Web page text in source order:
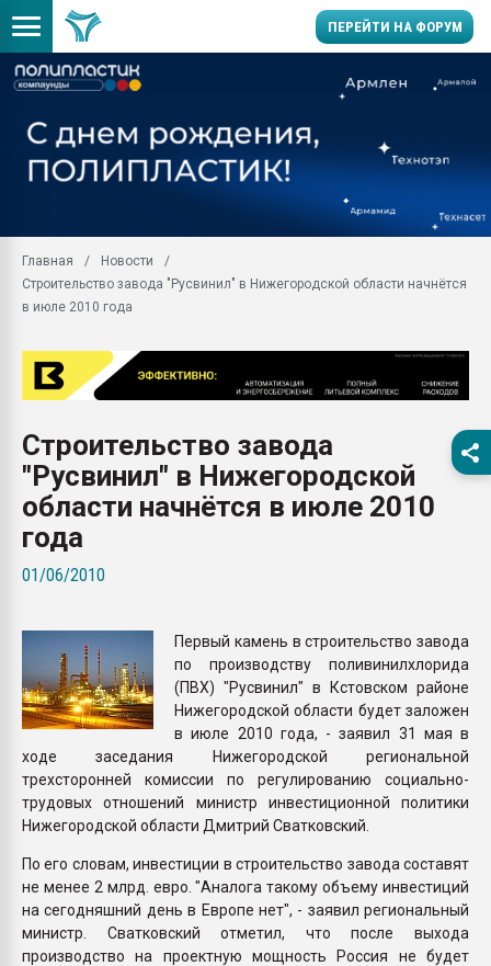
ПЕРЕЙТИ НА ФОРУМ
заводу пластмасс"
28.07.2026
первый план в
28.07.2026
ситуацией на
Всё, что касается
Главная
Новости
Строительство завода "Русвинил" в Нижегородской области начнётся
в июле 2010 года
Строительство завода
"Русвинил" в Нижегородской
области начнётся в июле 2010
года
01/06/2010
Первый камень в строительство завода
по производству поливинилхлорида
(ПВХ) "Русвинил" в Кстовском районе
Нижегородской области будет заложен
в июле 2010 года, - заявил 31 мая в
ходе заседания Нижегородской региональной
трехсторонней комиссии по регулированию социально-
трудовых отношений министр инвестиционной политики
Нижегородской области Дмитрий Сватковский.
По его словам, инвестиции в строительство завода составят
не менее 2 млрд. евро. "Аналога такому объему инвестиций
на сегодняшний день в Европе нет", - заявил региональный
министр. Сватковский отметил, что после выхода
производство на проектную мощность Россия не будет